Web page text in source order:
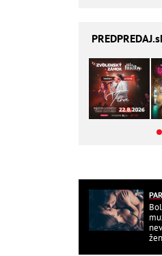
PREDPREDAJ